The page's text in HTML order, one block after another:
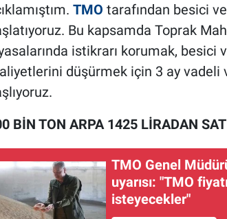
TMO tarafından besici
Bu kapsamda Toprak
istikrarı korumak,
düşürmek için 3 ay vadeli
BİN TON ARPA 1425 LİRADAN
TMO Genel
uyarısı: "TMO
isteyecekler"